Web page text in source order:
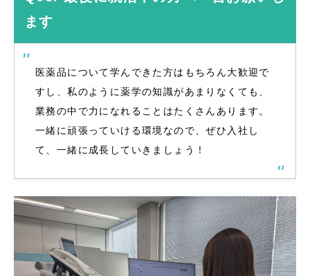
ます
医薬品について学んできた方はもちろん大歓迎で
すし、私のように薬学の知識があまりなくても、
業務の中で力になれることはたくさんあります。
一緒に頑張っていける環境なので、ぜひ入社し
て、一緒に成長していきましょう！